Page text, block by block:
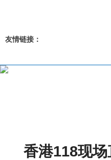
友情链接：
香港118现